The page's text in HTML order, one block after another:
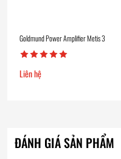
Goldmund Power Amplifier Metis 3
Liên hệ
ĐÁNH GIÁ SẢN PHẨM